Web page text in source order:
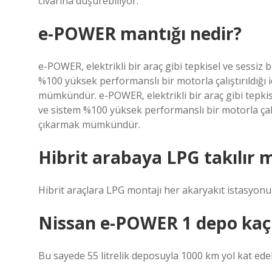
e-POWER mantığı nedir?
e-POWER, elektrikli bir araç gibi tepkisel ve
%100 yüksek performanslı bir motorla
mümkündür. e-POWER, elektrikli bir araç gibi
ve sistem %100 yüksek performanslı bir motorla
çıkarmak mümkündür.
Hibrit arabaya LPG takılır
Hibrit araçlara LPG montajı her akaryakıt
Nissan e-POWER 1 depo
Bu sayede 55 litrelik deposuyla 1000 km yol kat